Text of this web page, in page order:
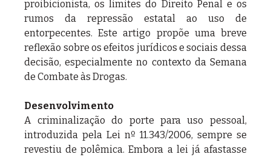
proibicionista, os limites do Direito Penal e os
rumos da repressão estatal ao uso de
entorpecentes. Este artigo propõe uma breve
reflexão sobre os efeitos jurídicos e sociais dessa
decisão, especialmente no contexto da Semana
de Combate às Drogas.
Desenvolvimento
A criminalização do porte para uso pessoal,
introduzida pela Lei nº 11.343/2006, sempre se
revestiu de polêmica. Embora a lei já afastasse